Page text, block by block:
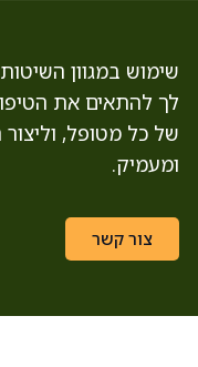
שימוש במגוון
לך להתאים את
של כל מטופל, וליצור
ומעמיק.
צור קשר